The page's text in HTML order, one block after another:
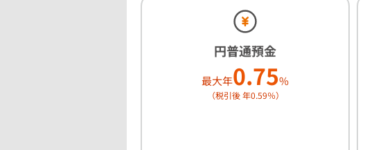
円普通預金
最大年0.75%
（税引後 年0.59％）